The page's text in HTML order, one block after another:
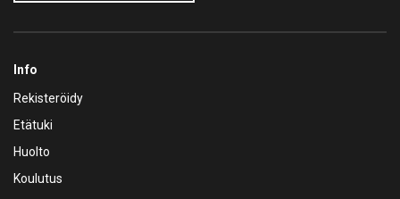
Info
Rekisteröidy
Etätuki
Huolto
Koulutus